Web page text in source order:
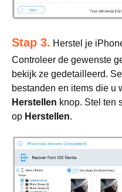
Stap 3. Herstel je
Controleer de gewenste
bekijk ze gedetailleerd.
bestanden en items die u
Herstellen knop. Stel ten
op Herstellen.